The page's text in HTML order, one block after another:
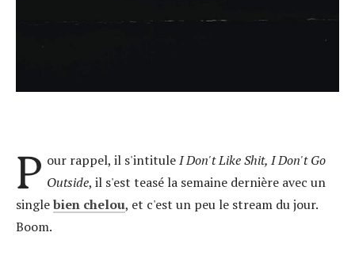
P our rappel, il s'intituleI Don't Like Shit, I Don't Go
Outside, il s'est teasé la semaine dernière avec un
singlebien chelou, et c'est un peu le stream du jour.
Boom.